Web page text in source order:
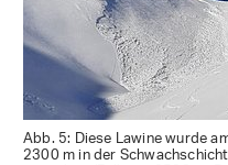
Abb. 5: Diese Lawine wurde
2300 m in der